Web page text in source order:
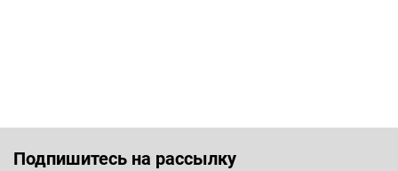
Подпишитесь на рассылку